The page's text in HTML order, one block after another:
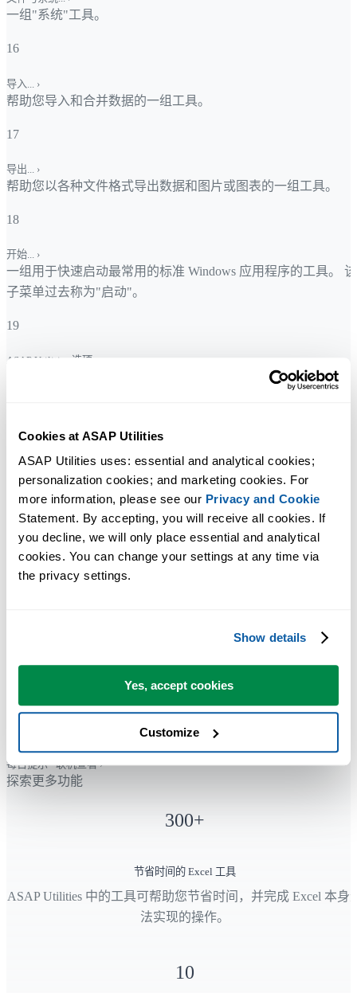
Cookies at ASAP Utilities
ASAP Utilities uses: essential and analytical cookies;
personalization cookies; and marketing cookies. For
more information, please see our Privacy and Cookie
Statement. By accepting, you will receive all cookies. If
you decline, we will only place essential and analytical
cookies. You can change your settings at any time via
the privacy settings.
Show details
Yes, accept cookies
Customize
一组"系统"工具。
16
导入... ›
帮助您导入和合并数据的一组工具。
17
导出... ›
帮助您以各种文件格式导出数据和图片或图表的一组工具。
18
开始... ›
一组用于快速启动最常用的标准 Windows 应用程序的工具。 该
子菜单过去称为"启动"。
19
ASAP Utilities 选项...
ASAP Utilities 特有的一组工具，例如更改设置和帮助信息。
快速查找您需要的实用工具。 通过此实用工具，您可以在
ASAP Utilities 中搜索所有可用工具的名称和描述。 您还可以从
结果框中立即运行该实用�...
21
重新启用上次使用的工具›
ASAP Utilities 中可用的工具、版本号等相关信息。
每日提示 - 联机查看›
探索更多功能
300+
节省时间的 Excel 工具
ASAP Utilities 中的工具可帮助您节省时间，并完成 Excel 本身
法实现的操作。
10